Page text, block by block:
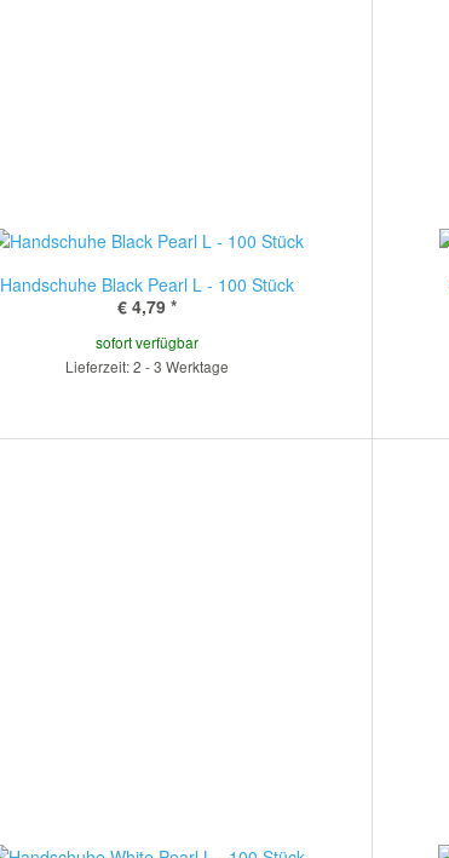
Handschuhe Black Pearl L - 100 Stück
€ 4,79 *
sofort verfügbar
Lieferzeit: 2 - 3 Werktage